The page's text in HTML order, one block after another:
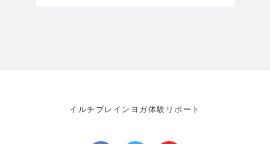
イルチブレインヨガ体験リポート